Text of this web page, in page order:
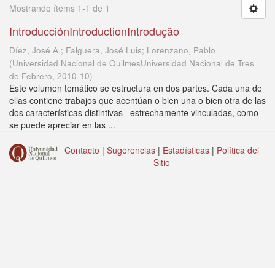
Mostrando ítems 1-1 de 1
IntroducciónIntroductionIntrodução
Díez, José A.; Falguera, José Luis; Lorenzano, Pablo
(Universidad Nacional de QuilmesUniversidad Nacional de Tres
de Febrero, 2010-10)
Este volumen temático se estructura en dos partes. Cada una de
ellas contiene trabajos que acentúan o bien una o bien otra de las
dos características distintivas –estrechamente vinculadas, como
se puede apreciar en las ...
Contacto | Sugerencias | Estadísticas | Política del
Sitio